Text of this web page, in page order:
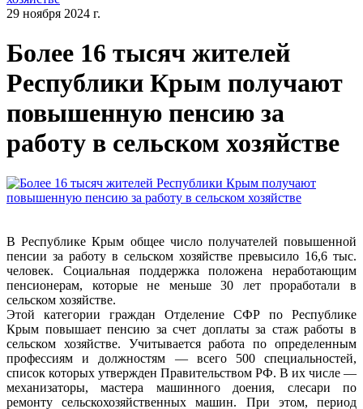
29 ноября 2024 г.
Более 16 тысяч жителей
Республики Крым получают
повышенную пенсию за
работу в сельском хозяйстве
В Республике Крым общее число получателей повышенной
пенсии за работу в сельском хозяйстве превысило 16,6 тыс.
человек. Социальная поддержка положена неработающим
пенсионерам, которые не меньше 30 лет проработали в
сельском хозяйстве.
Этой категории граждан Отделение СФР по Республике
Крым повышает пенсию за счет доплаты за стаж работы в
сельском хозяйстве. Учитывается работа по определенным
профессиям и должностям — всего 500 специальностей,
список которых утвержден Правительством РФ. В их числе —
механизаторы, мастера машинного доения, слесари по
ремонту сельскохозяйственных машин. При этом, период